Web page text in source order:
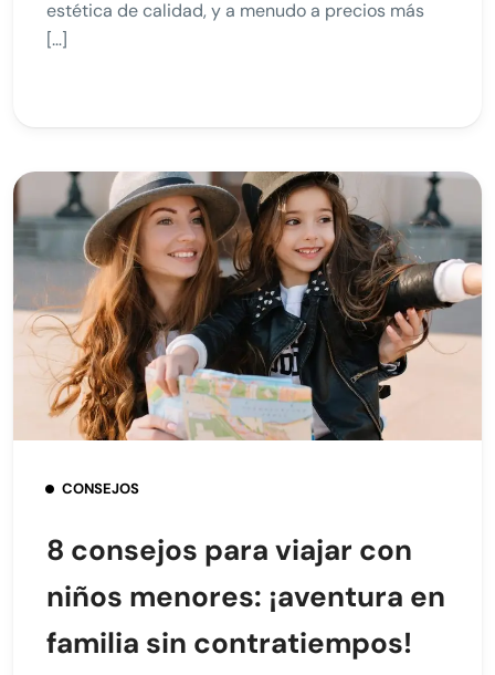
estética de calidad, y a menudo a precios más
[…]
CONSEJOS
8 consejos para viajar con
niños menores: ¡aventura en
familia sin contratiempos!